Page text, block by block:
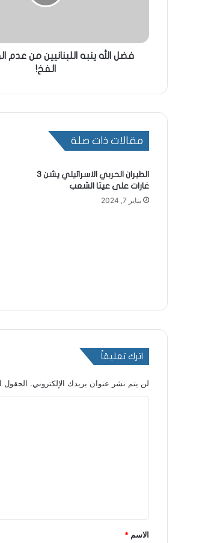
فضل الله ينبه اللبنانيين من
الفخ!
مقالات ذات صلة
الطيران الحربي الاسرائيلي يشن 3
غارات على عيتا الشعب
يناير 7, 2024
اترك تعليقاً
لن يتم نشر عنوان بريدك الإلكتروني. الحقول
*
الاسم *